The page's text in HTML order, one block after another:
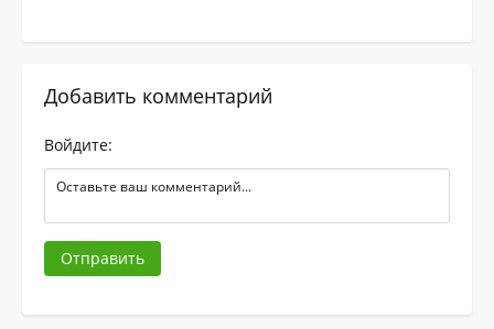
Добавить комментарий
Войдите:
Отправить